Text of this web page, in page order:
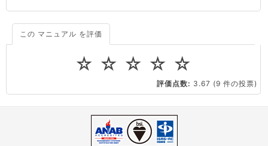
ドメインの種類と取得手順
PuTTY のインストール方法
この マニュアル を評価
☆
☆
☆
☆
☆
評価点数: 3.67 (9 件の投票)